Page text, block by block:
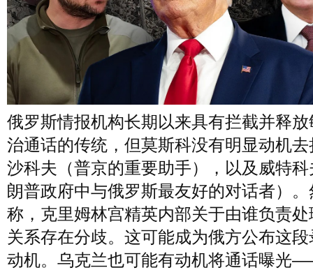
俄罗斯情报机构长期以来具有拦截并释
治通话的传统，但莫斯科没有明显动机
沙科夫（普京的重要助手），以及威特
朗普政府中与俄罗斯最友好的对话者）
称，克里姆林宫精英内部关于由谁负责
关系存在分歧。这可能成为俄方公布这
动机。乌克兰也可能有动机将通话曝光